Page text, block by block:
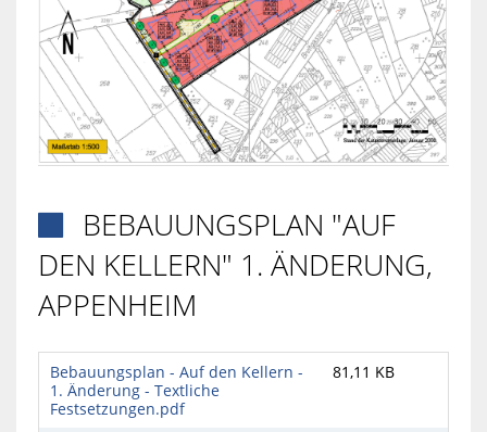
BEBAUUNGSPLAN "AUF
DEN KELLERN" 1. ÄNDERUNG,
APPENHEIM
Bebauungsplan - Auf den Kellern -
1. Änderung - Textliche
Festsetzungen.pdf
81,11 KB